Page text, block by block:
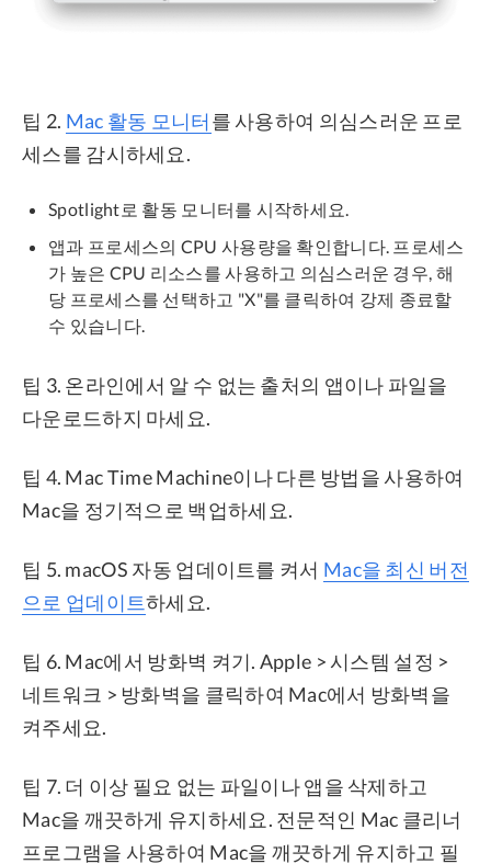
팁 2. Mac 활동 모니터를 사용하여 의심스러운 프로
세스를 감시하세요.
Spotlight로 활동 모니터를 시작하세요.
앱과 프로세스의 CPU 사용량을 확인합니다. 프로세스
가 높은 CPU 리소스를 사용하고 의심스러운 경우, 해
당 프로세스를 선택하고 "X"를 클릭하여 강제 종료할
수 있습니다.
팁 3. 온라인에서 알 수 없는 출처의 앱이나 파일을
다운로드하지 마세요.
팁 4. Mac Time Machine이나 다른 방법을 사용하여
Mac을 정기적으로 백업하세요.
팁 5. macOS 자동 업데이트를 켜서 Mac을 최신 버전
으로 업데이트하세요.
팁 6. Mac에서 방화벽 켜기. Apple > 시스템 설정 >
네트워크 > 방화벽을 클릭하여 Mac에서 방화벽을
켜주세요.
팁 7. 더 이상 필요 없는 파일이나 앱을 삭제하고
Mac을 깨끗하게 유지하세요. 전문적인 Mac 클리너
프로그램을 사용하여 Mac을 깨끗하게 유지하고 필